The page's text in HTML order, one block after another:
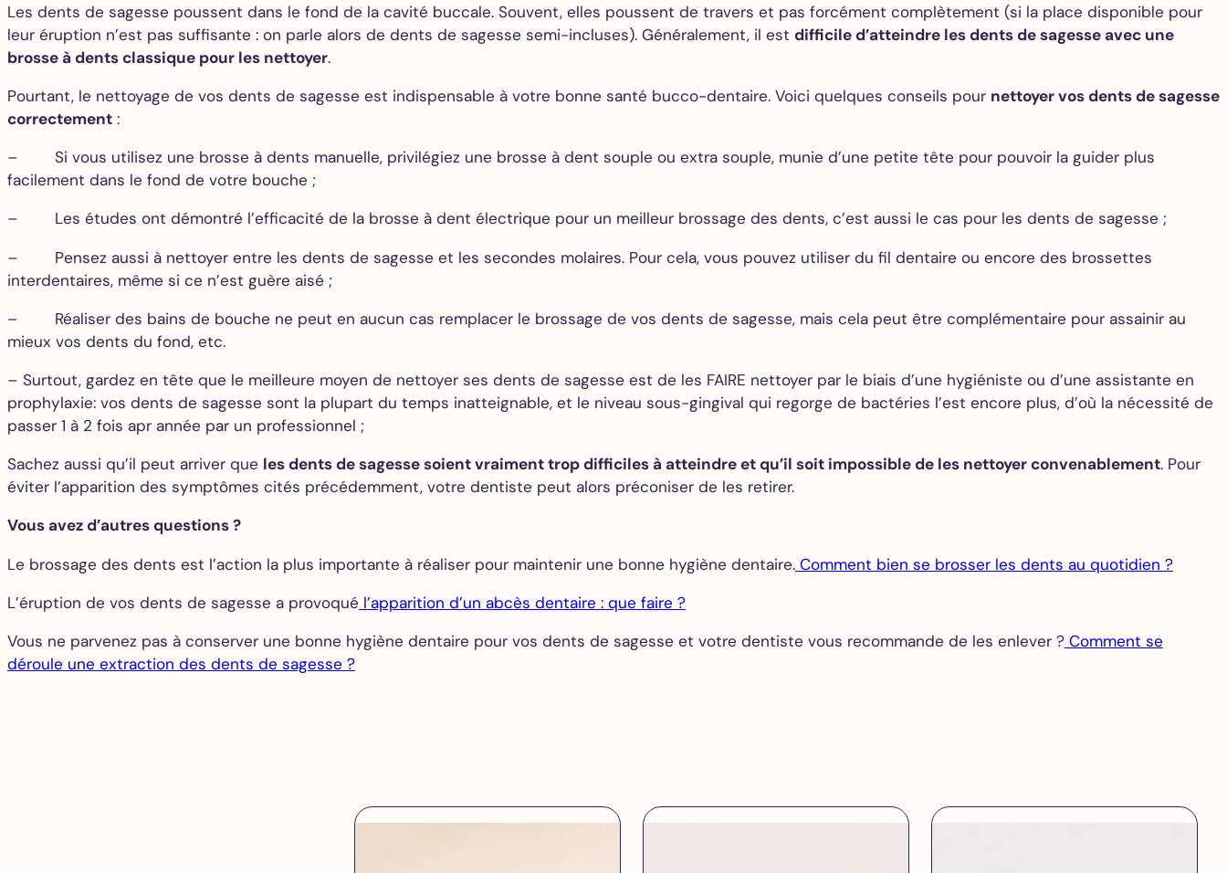
All on 4
All on 6
Invisalign
gratuit en
Les dents de sagesse poussent dans le fond de la cavité buccale. Souvent, elles poussent de travers et pas forcément complètement (si la place disponible pour
leur éruption n’est pas suffisante : on parle alors de dents de sagesse semi-incluses). Généralement, il est difficile d’atteindre les dents de sagesse avec une
brosse à dents classique pour les nettoyer.
Pourtant, le nettoyage de vos dents de sagesse est indispensable à votre bonne santé bucco-dentaire. Voici quelques conseils pour nettoyer vos dents de sagesse
correctement :
– Si vous utilisez une brosse à dents manuelle, privilégiez une brosse à dent souple ou extra souple, munie d’une petite tête pour pouvoir la guider plus
facilement dans le fond de votre bouche ;
– Les études ont démontré l’efficacité de la brosse à dent électrique pour un meilleur brossage des dents, c’est aussi le cas pour les dents de sagesse ;
– Pensez aussi à nettoyer entre les dents de sagesse et les secondes molaires. Pour cela, vous pouvez utiliser du fil dentaire ou encore des brossettes
interdentaires, même si ce n’est guère aisé ;
– Réaliser des bains de bouche ne peut en aucun cas remplacer le brossage de vos dents de sagesse, mais cela peut être complémentaire pour assainir au
mieux vos dents du fond, etc.
– Surtout, gardez en tête que le meilleure moyen de nettoyer ses dents de sagesse est de les FAIRE nettoyer par le biais d’une hygiéniste ou d’une assistante en
prophylaxie: vos dents de sagesse sont la plupart du temps inatteignable, et le niveau sous-gingival qui regorge de bactéries l’est encore plus, d’où la nécessité de
passer 1 à 2 fois apr année par un professionnel ;
Sachez aussi qu’il peut arriver que les dents de sagesse soient vraiment trop difficiles à atteindre et qu’il soit impossible de les nettoyer convenablement. Pour
éviter l’apparition des symptômes cités précédemment, votre dentiste peut alors préconiser de les retirer.
Vous avez d’autres questions ?
Le brossage des dents est l’action la plus importante à réaliser pour maintenir une bonne hygiène dentaire. Comment bien se brosser les dents au quotidien ?
L’éruption de vos dents de sagesse a provoqué l’apparition d’un abcès dentaire : que faire ?
Vous ne parvenez pas à conserver une bonne hygiène dentaire pour vos dents de sagesse et votre dentiste vous recommande de les enlever ? Comment se
déroule une extraction des dents de sagesse ?